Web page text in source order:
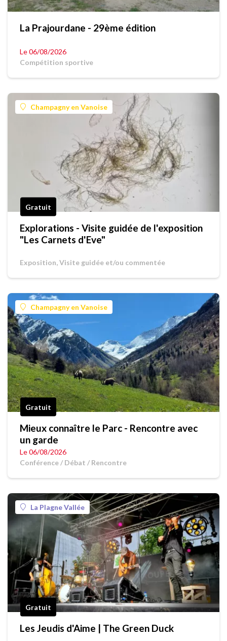
La Prajourdane - 29ème édition
Le 06/08/2026
Compétition sportive
Champagny en Vanoise
Gratuit
Explorations - Visite guidée de l'exposition
"Les Carnets d'Eve"
Exposition, Visite guidée et/ou commentée
Champagny en Vanoise
Gratuit
Mieux connaître le Parc - Rencontre avec
un garde
Le 06/08/2026
Conférence / Débat / Rencontre
La Plagne Vallée
Gratuit
Les Jeudis d'Aime | The Green Duck